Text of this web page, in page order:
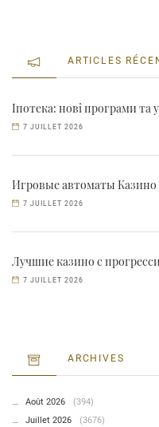
ARTICLES
Іпотека: нові програми та
7 JUILLET 2026
Игровые автоматы
7 JUILLET 2026
Лучшие казино с
7 JUILLET 2026
ARCHIVES
Août 2026
(394)
Juillet 2026
(3676)